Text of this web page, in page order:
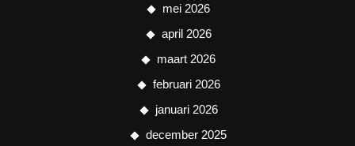
mei 2026
april 2026
maart 2026
februari 2026
januari 2026
december 2025